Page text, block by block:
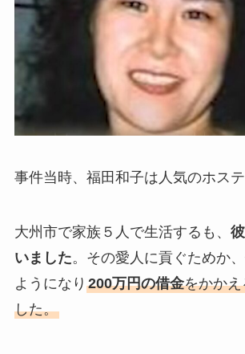
事件当時、福田和子は人気のホステ
大州市で家族５人で生活するも、
いました。その愛人に貢ぐためか
ようになり 200万円の借金をかか
した。